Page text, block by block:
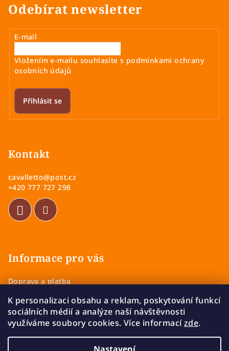
K personalizaci obsahu a reklam, poskytování funkcí
sociálních médií a analýze naší návštěvnosti
využíváme soubory cookies. Více informacízde.
Odebírat newsletter
E-mail
Vložením e-mailu souhlasíte s podmínkami ochrany
osobních údajů
Přihlásit se
Kontakt
cavalletto@post.cz
+420 777 727 298
Informace pro vás
Doprava a platba
Zásady ochrany osobních údajů
Vrácení a výměna zboží